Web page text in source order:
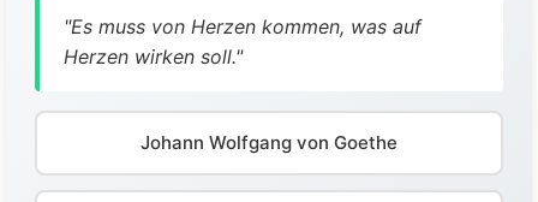
"Es muss von Herzen kommen, was auf
Herzen wirken soll."
Johann Wolfgang von Goethe